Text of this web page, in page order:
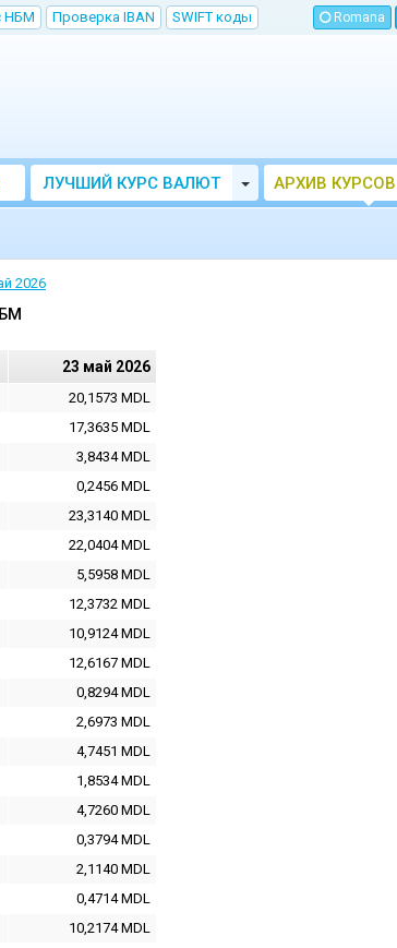
НБМ Проверка IBAN SWIFT коды Romana
ЛУЧШИЙ КУРС ВАЛЮТ
МОЛДОВЫ
Toggle Dropdown
АРХИВ
НБМ
2026
23 май 2026
20,1573 MDL
17,3635 MDL
3,8434MDL
0,2456 MDL
23,3140 MDL
22,0404MDL
5,5958 MDL
12,3732 MDL
10,9124MDL
12,6167 MDL
0,8294MDL
2,6973 MDL
4,7451 MDL
1,8534MDL
4,7260 MDL
0,3794MDL
2,1140 MDL
0,4714MDL
10,2174MDL